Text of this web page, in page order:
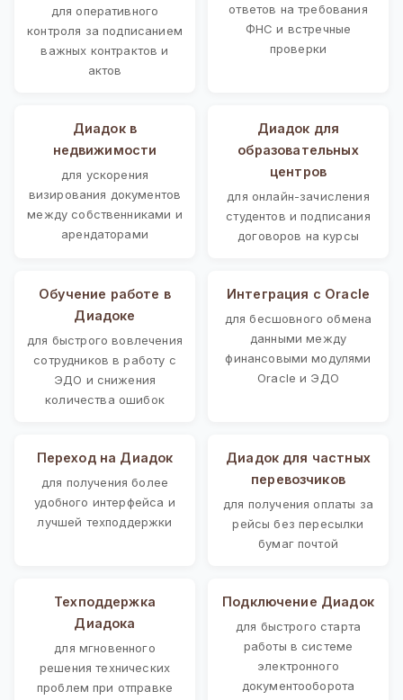
для оперативного
контроля за подписанием
важных контрактов и
актов
ответов на требования
ФНС и встречные
проверки
Диадок в
недвижимости
для ускорения
визирования документов
между собственниками и
арендаторами
Диадок для
образовательных
центров
для онлайн-зачисления
студентов и подписания
договоров на курсы
Обучение работе в
Диадоке
для быстрого вовлечения
сотрудников в работу с
ЭДО и снижения
количества ошибок
Интеграция с Oracle
для бесшовного обмена
данными между
финансовыми модулями
Oracle и ЭДО
Переход на Диадок
для получения более
удобного интерфейса и
лучшей техподдержки
Диадок для частных
перевозчиков
для получения оплаты за
рейсы без пересылки
бумаг почтой
Техподдержка
Диадока
для мгновенного
решения технических
проблем при отправке
Подключение Диадок
для быстрого старта
работы в системе
электронного
документооборота